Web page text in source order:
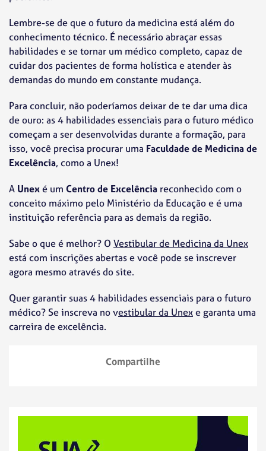
Lembre-se de que o futuro da medicina está além do
conhecimento técnico. É necessário abraçar essas
habilidades e se tornar um médico completo, capaz de
cuidar dos pacientes de forma holística e atender às
demandas do mundo em constante mudança.
Para concluir, não poderíamos deixar de te dar uma dica
de ouro: as 4 habilidades essenciais para o futuro médico
começam a ser desenvolvidas durante a formação, para
isso, você precisa procurar uma Faculdade de Medicina de
Excelência, como a Unex!
A Unexé um Centro de Excelência reconhecido com o
conceito máximo pelo Ministério da Educação e é uma
instituição referência para as demais da região.
Sabe o que é melhor? O Vestibular de Medicina da Unex
está com inscrições abertas e você pode se inscrever
agora mesmo através do site.
Quer garantir suas 4 habilidades essenciais para o futuro
médico? Se inscreva no vestibular da Unexe garanta uma
carreira de excelência.
Compartilhe